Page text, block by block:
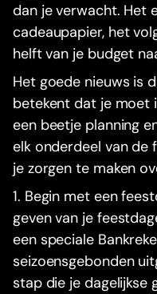
dan je verwacht. Het
cadeaupapier, het
helft van je budget
Het goede nieuws is
betekent dat je moet
een beetje planning
elk onderdeel van de
je zorgen te maken
1. Begin met een
geven van je
een speciale
seizoensgebonden
stap die je dagelijkse